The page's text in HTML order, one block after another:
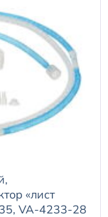
«лист
VA-4233-28